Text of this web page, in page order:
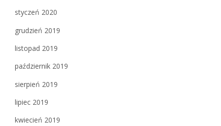
styczeń 2020
grudzień 2019
listopad 2019
październik 2019
sierpień 2019
lipiec 2019
kwiecień 2019